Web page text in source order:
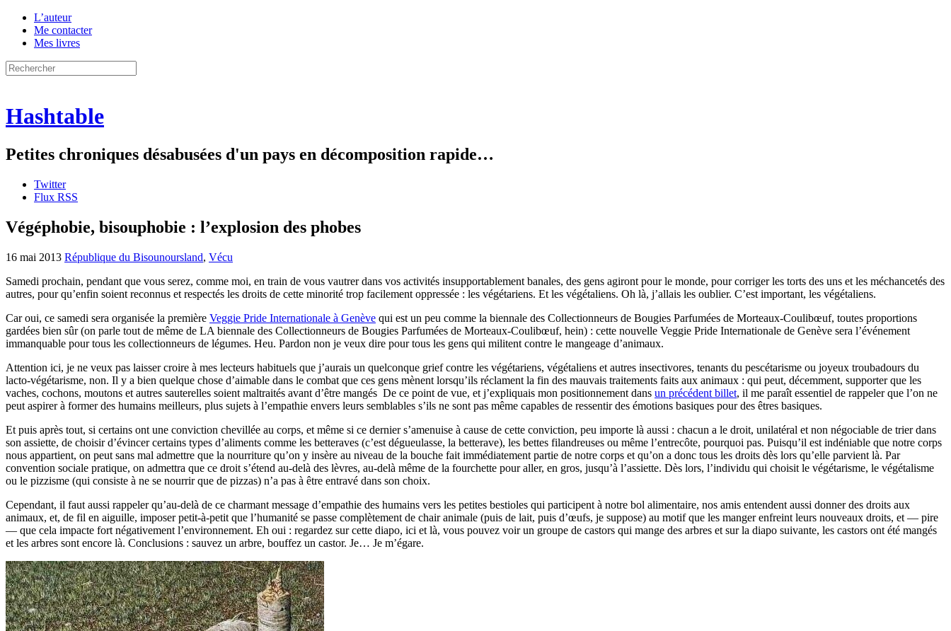
L’auteur
Me contacter
Mes livres
Hashtable
Petites chroniques désabusées d'un pays en décomposition rapide…
Twitter
Flux RSS
Végéphobie, bisouphobie : l’explosion des phobes
16 mai 2013 République du Bisounoursland, Vécu
Samedi prochain, pendant que vous serez, comme moi, en train de vous vautrer dans vos activités insupportablement banales, des gens agiront pour le monde, pour corriger les torts des uns et les méchancetés des
autres, pour qu’enfin soient reconnus et respectés les droits de cette minorité trop facilement oppressée : les végétariens. Et les végétaliens. Oh là, j’allais les oublier. C’est important, les végétaliens.
Car oui, ce samedi sera organisée la première Veggie Pride Internationale à Genève qui est un peu comme la biennale des Collectionneurs de Bougies Parfumées de Morteaux-Coulibœuf, toutes proportions
gardées bien sûr (on parle tout de même de LA biennale des Collectionneurs de Bougies Parfumées de Morteaux-Coulibœuf, hein) : cette nouvelle Veggie Pride Internationale de Genève sera l’événement
immanquable pour tous les collectionneurs de légumes. Heu. Pardon non je veux dire pour tous les gens qui militent contre le mangeage d’animaux.
Attention ici, je ne veux pas laisser croire à mes lecteurs habituels que j’aurais un quelconque grief contre les végétariens, végétaliens et autres insectivores, tenants du pescétarisme ou joyeux troubadours du
lacto-végétarisme, non. Il y a bien quelque chose d’aimable dans le combat que ces gens mènent lorsqu’ils réclament la fin des mauvais traitements faits aux animaux : qui peut, décemment, supporter que les
vaches, cochons, moutons et autres sauterelles soient maltraités avant d’être mangés De ce point de vue, et j’expliquais mon positionnement dans un précédent billet, il me paraît essentiel de rappeler que l’on ne
peut aspirer à former des humains meilleurs, plus sujets à l’empathie envers leurs semblables s’ils ne sont pas même capables de ressentir des émotions basiques pour des êtres basiques.
Et puis après tout, si certains ont une conviction chevillée au corps, et même si ce dernier s’amenuise à cause de cette conviction, peu importe là aussi : chacun a le droit, unilatéral et non négociable de trier dans
son assiette, de choisir d’évincer certains types d’aliments comme les betteraves (c’est dégueulasse, la betterave), les bettes filandreuses ou même l’entrecôte, pourquoi pas. Puisqu’il est indéniable que notre corps
nous appartient, on peut sans mal admettre que la nourriture qu’on y insère au niveau de la bouche fait immédiatement partie de notre corps et qu’on a donc tous les droits dès lors qu’elle parvient là. Par
convention sociale pratique, on admettra que ce droit s’étend au-delà des lèvres, au-delà même de la fourchette pour aller, en gros, jusqu’à l’assiette. Dès lors, l’individu qui choisit le végétarisme, le végétalisme
ou le pizzisme (qui consiste à ne se nourrir que de pizzas) n’a pas à être entravé dans son choix.
Cependant, il faut aussi rappeler qu’au-delà de ce charmant message d’empathie des humains vers les petites bestioles qui participent à notre bol alimentaire, nos amis entendent aussi donner des droits aux
animaux, et, de fil en aiguille, imposer petit-à-petit que l’humanité se passe complètement de chair animale (puis de lait, puis d’œufs, je suppose) au motif que les manger enfreint leurs nouveaux droits, et — pire
— que cela impacte fort négativement l’environnement. Eh oui : regardez sur cette diapo, ici et là, vous pouvez voir un groupe de castors qui mange des arbres et sur la diapo suivante, les castors ont été mangés
et les arbres sont encore là. Conclusions : sauvez un arbre, bouffez un castor. Je… Je m’égare.